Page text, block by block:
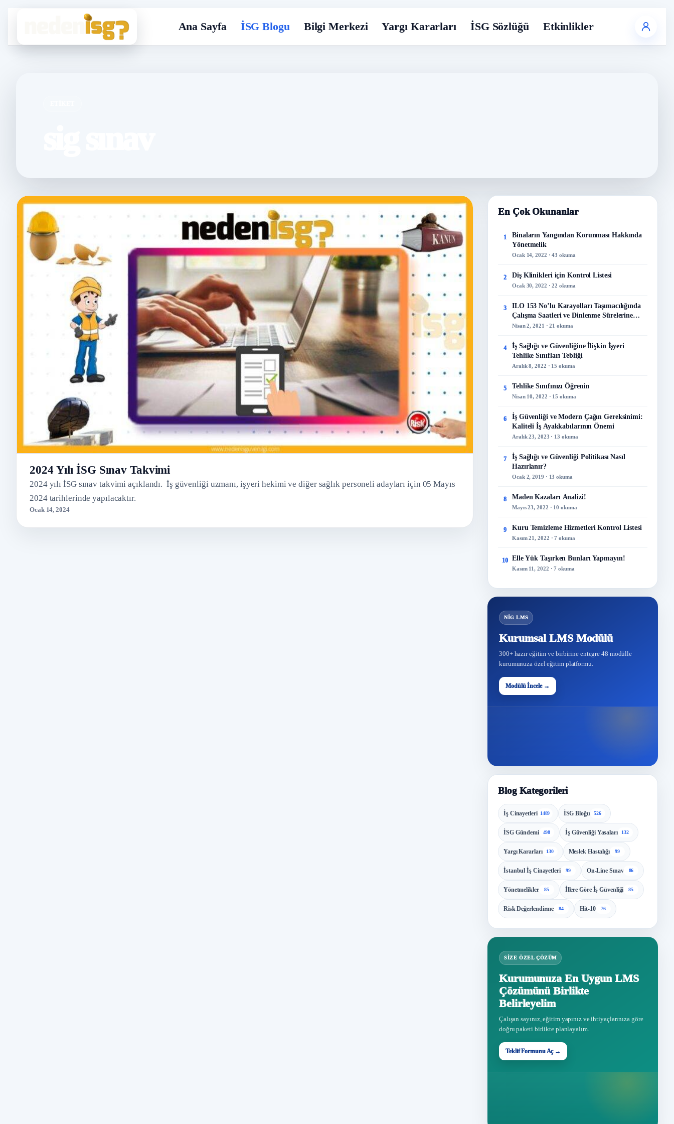
Ana Sayfa İSG Blogu Bilgi Merkezi Yargı Kararları İSG Sözlüğü Etkinlikler
2024 Yılı İSG Sınav Takvimi
2024 yılı İSG sınav takvimi açıklandı. İş güvenliği uzmanı, işyeri hekimi ve diğer sağlık personeli adayları için 05 Mayıs
2024 tarihlerinde yapılacaktır.
Ocak 14, 2024
En Çok Okunanlar
1
Binaların Yangından Korunması Hakkında
Yönetmelik
Ocak 14, 2022 · 43 okuma
2 Diş Klinikleri için Kontrol Listesi
Ocak 30, 2022 · 22 okuma
3
ILO 153 No’lu Karayolları Taşımacılığında
Çalışma Saatleri ve Dinlenme Sürelerine
İlişkin Sözleşme
Nisan 2, 2021 · 21 okuma
4
İş Sağlığı ve Güvenliğine İlişkin İşyeri
Tehlike Sınıfları Tebliği
Aralık 8, 2022 · 15 okuma
5 Tehlike Sınıfınızı Öğrenin
Nisan 10, 2022 · 15 okuma
6
İş Güvenliği ve Modern Çağın Gereksinimi:
Kaliteli İş Ayakkabılarının Önemi
Aralık 23, 2023 · 13 okuma
7
İş Sağlığı ve Güvenliği Politikası Nasıl
Hazırlanır?
Ocak 2, 2019 · 13 okuma
8 Maden Kazaları Analizi!
Mayıs 23, 2022 · 10 okuma
9 Kuru Temizleme Hizmetleri Kontrol Listesi
Kasım 21, 2022 · 7 okuma
10 Elle Yük Taşırken Bunları Yapmayın!
Kasım 11, 2022 · 7 okuma
NİG LMS
Kurumsal LMS Modülü
300+ hazır eğitim ve birbirine entegre 48 modülle
kurumunuza özel eğitim platformu.
Modülü İncele →
48
Modül
Blog Kategorileri
İş Cinayetleri 1489 İSG Bloğu 526
İSG Gündemi 498 İş Güvenliği Yasaları 132
Yargı Kararları 130 Meslek Hastalığı 99
İstanbul İş Cinayetleri 99 On-Line Sınav 86
Yönetmelikler 85 İllere Göre İş Güvenliği 85
Risk Değerlendirme 84 Hit-10 76
SIZE ÖZEL ÇÖZÜM
Kurumunuza En Uygun LMS
Çözümünü Birlikte
Belirleyelim
Çalışan sayınız, eğitim yapınız ve ihtiyaçlarınıza göre
doğru paketi birlikte planlayalım.
Teklif Formunu Aç →
Teklif